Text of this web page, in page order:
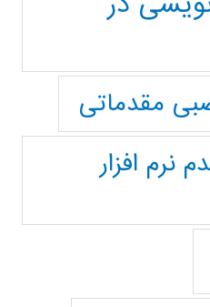
مقدماتی
نرم افزار